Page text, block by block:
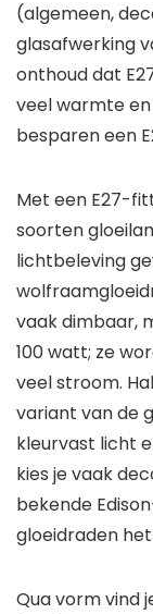
(algemeen,
glasafwerking
onthoud dat
veel warmte
besparen een
Met een E27-
soorten
lichtbeleving
vaak dimbaar,
100 watt; ze
veel stroom.
variant van de
kleurvast licht
kies je vaak
bekende
gloeidraden
Qua vorm vind